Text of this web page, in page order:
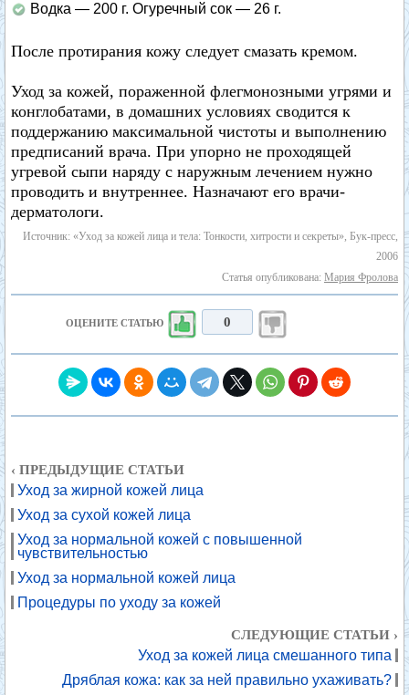
Водка — 200 г. Огуречный сок — 26 г.
После протирания кожу следует смазать кремом.
Уход за кожей, пораженной флегмонозными угрями и
конглобатами, в домашних условиях сводится к
поддержанию максимальной чистоты и выполнению
предписаний врача. При упорно не проходящей
угревой сыпи наряду с наружным лечением нужно
проводить и внутреннее. Назначают его врачи-
дерматологи.
Источник: «Уход за кожей лица и тела: Тонкости, хитрости и секреты», Бук-пресс,
2006
Статья опубликована: Мария Фролова
ОЦЕНИТЕ СТАТЬЮ 0
‹ ПРЕДЫДУЩИЕ СТАТЬИ
Уход за жирной кожей лица
Уход за сухой кожей лица
Уход за нормальной кожей с повышенной
чувствительностью
Уход за нормальной кожей лица
Процедуры по уходу за кожей
СЛЕДУЮЩИЕ СТАТЬИ ›
Уход за кожей лица смешанного типа
Дряблая кожа: как за ней правильно ухаживать?